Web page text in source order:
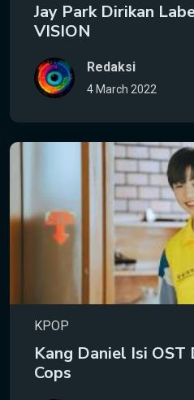
Jay Park Dirikan
VISION
Redaksi
4 March 2022
KPOP
Kang Daniel Isi OST
Cops